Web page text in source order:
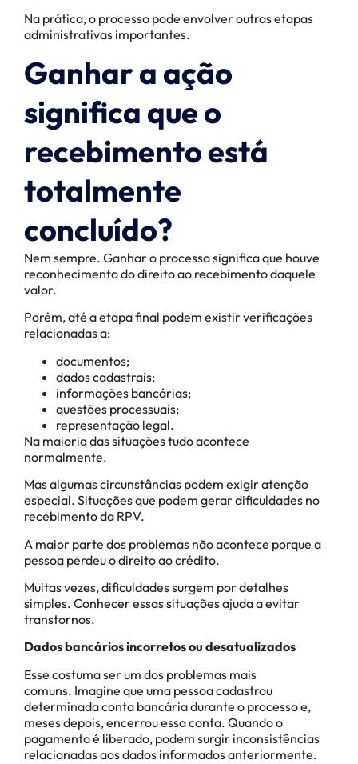
Na prática, o processo pode envolver outras etapas
administrativas importantes.
Ganhar a ação
significa que o
recebimento está
totalmente
concluído?
Nem sempre. Ganhar o processo significa que houve
reconhecimento do direito ao recebimento daquele
valor.
Porém, até a etapa final podem existir verificações
relacionadas a:
documentos;
dados cadastrais;
informações bancárias;
questões processuais;
representação legal.
Na maioria das situações tudo acontece
normalmente.
Mas algumas circunstâncias podem exigir atenção
especial. Situações que podem gerar dificuldades no
recebimento da RPV.
A maior parte dos problemas não acontece porque a
pessoa perdeu o direito ao crédito.
Muitas vezes, dificuldades surgem por detalhes
simples. Conhecer essas situações ajuda a evitar
transtornos.
Dados bancários incorretos ou desatualizados
Esse costuma ser um dos problemas mais
comuns. Imagine que uma pessoa cadastrou
determinada conta bancária durante o processo e,
meses depois, encerrou essa conta. Quando o
pagamento é liberado, podem surgir inconsistências
relacionadas aos dados informados anteriormente.